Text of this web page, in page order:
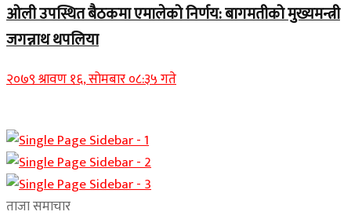
ओली उपस्थित बैठकमा एमालेको निर्णय: बागमतीको मुख्यमन्त्री
जगन्नाथ थपलिया
२०७९ श्रावण १६, सोमबार ०८:३५ गते
ताजा समाचार